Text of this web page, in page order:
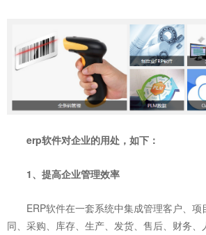
erp软件对企业的用处，如下：
1、提高企业管理效率
ERP软件在一套系统中集成管理客户、项
同、采购、库存、生产、发货、售后、财务、